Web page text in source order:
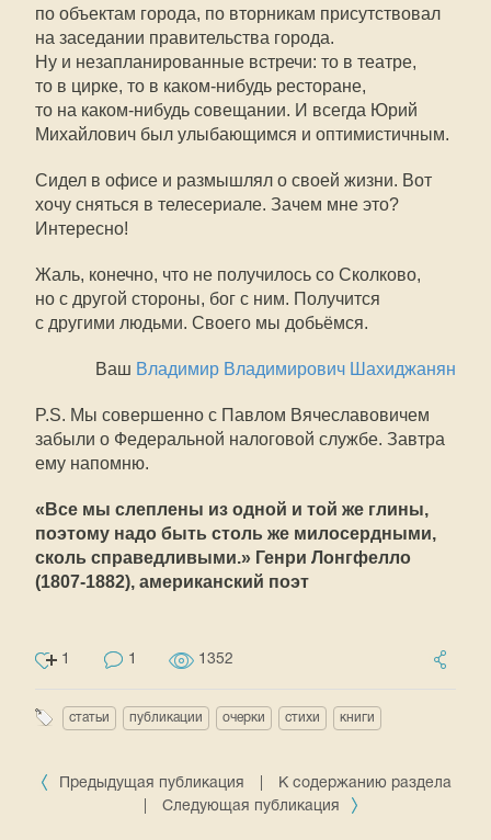
по объектам города, по вторникам присутствовал
на заседании правительства города.
Ну и незапланированные встречи: то в театре,
то в цирке, то в каком-нибудь ресторане,
то на каком-нибудь совещании. И всегда Юрий
Михайлович был улыбающимся и оптимистичным.
Сидел в офисе и размышлял о своей жизни. Вот
хочу сняться в телесериале. Зачем мне это?
Интересно!
Жаль, конечно, что не получилось со Сколково,
но с другой стороны, бог с ним. Получится
с другими людьми. Своего мы добьёмся.
Ваш Владимир Владимирович Шахиджанян
P.S. Мы совершенно с Павлом Вячеславовичем
забыли о Федеральной налоговой службе. Завтра
ему напомню.
«Все мы слеплены из одной и той же глины,
поэтому надо быть столь же милосердными,
сколь справедливыми.» Генри Лонгфелло
(1807-1882), американский поэт
1 1 1352
статьи публикации очерки стихи книги
Предыдущая публикация
К содержанию раздела
Следующая публикация